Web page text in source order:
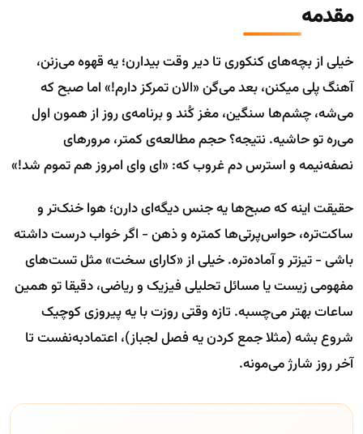
مقدمه
خیلی از بچه‌های کنکوری تا دیر وقت بیدارن؛ یه قهوه می‌زنن،
آهنگ پلی میکنن، بعد می‌گن «الان تمرکز دارم!» اما صبح که
می‌شه، چشم‌ها سنگین، مغز کُند و برنامه‌ی روز از همون اول
می‌ره تو حاشیه. نتیجه؟ حجم مطالعه‌ی کمتر، مرورهای
نصفه‌نیمه و استرس دم غروب که: «ای وای امروز هم تموم شد!»
حقیقت اینه که صبح‌ها یه جنس دیگه‌ای دارن؛ هوا خنک‌تر و
ساکت‌تره، حواس‌پرتی‌ها کمتره و ذهن - اگر خواب درست داشته
باشی - تیزتر و آماده‌تره. خیلی از «کارای سخت» مثل تست‌های
مفهومی زیست یا مسائل تحلیلی فیزیک و ریاضی، دقیقا تو همین
ساعات بهتر می‌چسبه. تازه وقتی روزت با یه پیروزی کوچیک
شروع بشه (مثلا جمع کردن یه فصل لجباز)، اعتمادبه‌نفست تا
آخر روز شارژ می‌مونه.